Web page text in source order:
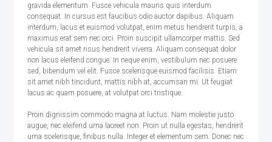
gravida elementum. Fusce vehicula mauris quis interdum
consequat. In cursus est faucibus odio auctor dapibus. Aliquam
interdum, lacus et euismod volutpat, enim metus hendrerit turpis, a
maximus erat sem nec orci. Proin suscipit ullamcorper mattis. Sed
vehicula sit amet risus hendrerit viverra. Aliquam consequat dolor
non lacus eleifend congue. In neque enim, vestibulum nec posuere
sed, bibendum vel elit. Fusce scelerisque euismod facilisis. Etiam
sit amet nibh tincidunt, mattis nibh at, accumsan mi. Ut feugiat
lacus ac quam posuere, at volutpat orci tristique.
Proin dignissim commodo magna at luctus. Nam molestie justo
augue, nec eleifend urna laoreet non. Proin ut nulla egestas, hendrerit
urna scelerisque, finibus nulla. Integer et elementum sem. Donec nec